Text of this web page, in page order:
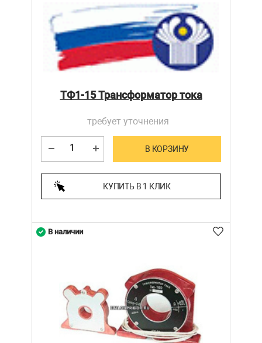
ТФ1-15 Трансформатор тока
требует уточнения
В КОРЗИНУ
КУПИТЬ В 1 КЛИК
В наличии